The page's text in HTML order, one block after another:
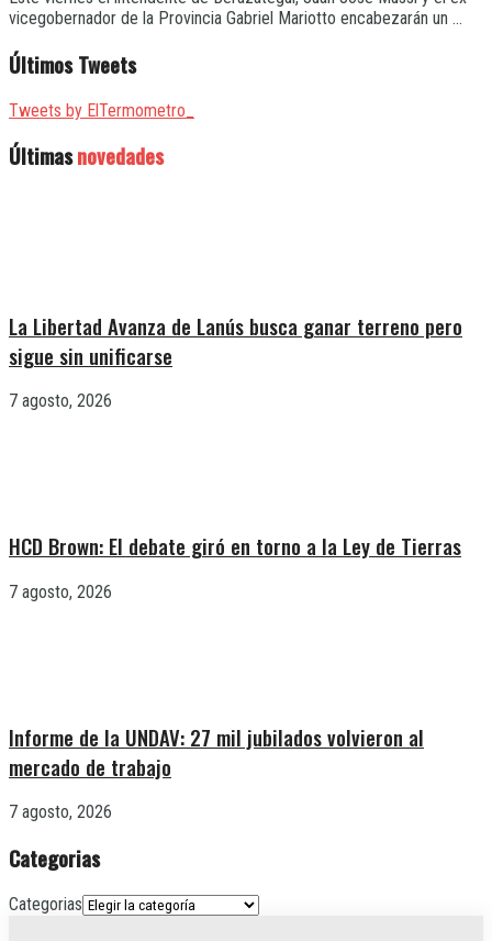
vicegobernador de la Provincia Gabriel Mariotto encabezarán un ...
Últimos Tweets
Tweets by ElTermometro_
Últimasnovedades
La Libertad Avanza de Lanús busca ganar terreno pero
sigue sin unificarse
7 agosto, 2026
HCD Brown: El debate giró en torno a la Ley de Tierras
7 agosto, 2026
Informe de la UNDAV: 27 mil jubilados volvieron al
mercado de trabajo
7 agosto, 2026
Categorias
Categorias